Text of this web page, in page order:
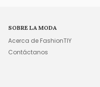
SOBRE LA MODA
Acerca de FashionTIY
Contáctanos